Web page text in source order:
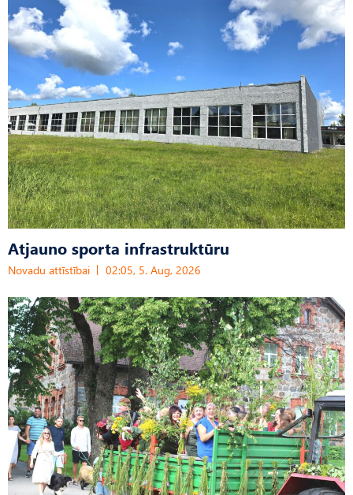
Atjauno sporta infrastruktūru
Novadu attīstībai 02:05, 5. Aug, 2026